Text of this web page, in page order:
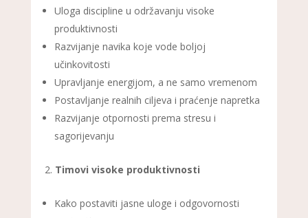
Uloga discipline u održavanju visoke
produktivnosti
Razvijanje navika koje vode boljoj
učinkovitosti
Upravljanje energijom, a ne samo vremenom
Postavljanje realnih ciljeva i praćenje napretka
Razvijanje otpornosti prema stresu i
sagorijevanju
Timovi visoke produktivnosti
Kako postaviti jasne uloge i odgovornosti